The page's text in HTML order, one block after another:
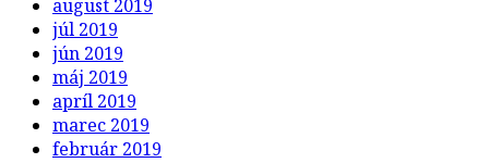
august 2019
júl 2019
jún 2019
máj 2019
apríl 2019
marec 2019
február 2019